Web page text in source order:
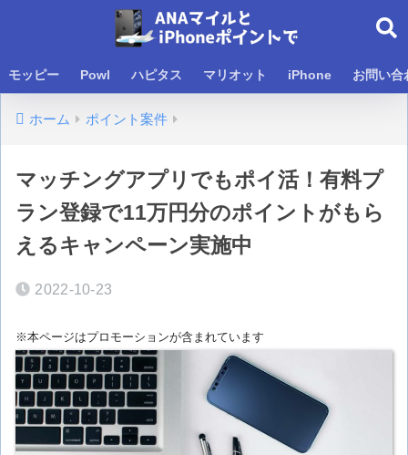
モッピー Powl ハピタス マリオット iPhone お問い合
ホーム ポイント案件
マッチングアプリでもポイ活！有料プ
ラン登録で11万円分のポイントがもら
えるキャンペーン実施中
2022-10-23
※本ページはプロモーションが含まれています